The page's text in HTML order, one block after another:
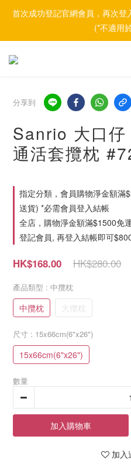
首次成功登記官網會員，再次
(*不適用
分享到
Sanrio 大口仔
通活套攬枕
指定分類，會員購物淨金額滿
送貨) *必需會員登入結帳
全店，購物淨金額滿$1500免
登記會員, 再登入結帳即可
HK$280.00
HK$168.00
產品類型 : 中攬枕
中攬枕 大攬枕
尺寸 : 15x66cm(6"x26")
15x66cm(6"x26")
數量
加入購物車
加入